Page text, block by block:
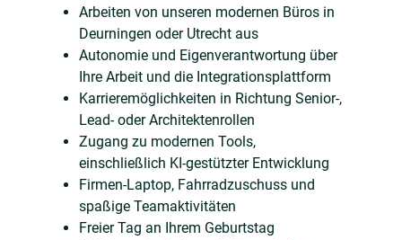
Arbeiten von unseren modernen Büros in
Deurningen oder Utrecht aus
Autonomie und Eigenverantwortung über
Ihre Arbeit und die Integrationsplattform
Karrieremöglichkeiten in Richtung Senior-,
Lead- oder Architektenrollen
Zugang zu modernen Tools,
einschließlich KI-gestützter Entwicklung
Firmen-Laptop, Fahrradzuschuss und
spaßige Teamaktivitäten
Freier Tag an Ihrem Geburtstag